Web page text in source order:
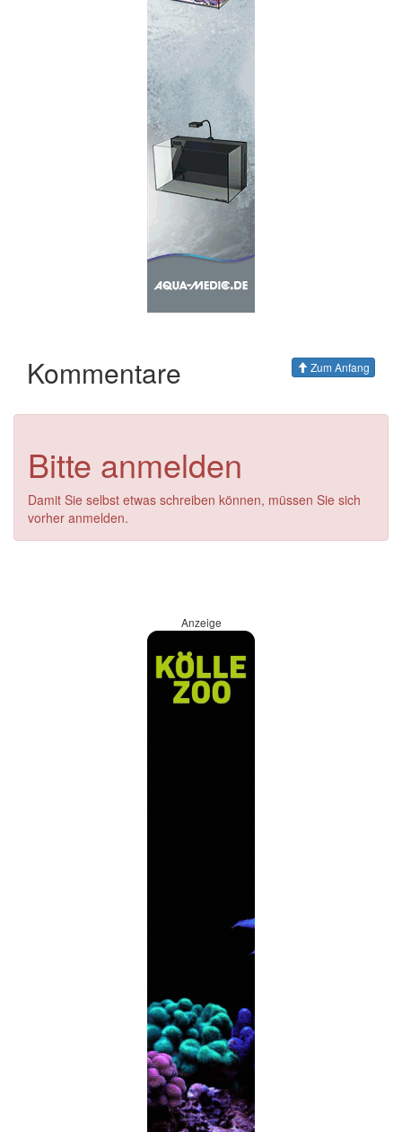
Kommentare Zum Anfang
Bitte anmelden
Damit Sie selbst etwas schreiben können, müssen Sie sich
vorher anmelden.
Anzeige